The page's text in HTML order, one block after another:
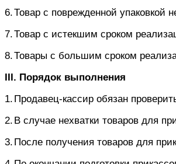
6.Товар с поврежденной упаковкой
7.Товар с истекшим сроком
8.Товары с большим сроком
III. Порядок выполнения
1. Продавец-кассир обязан
2. В случае нехватки товаров для
3. После получения товаров для